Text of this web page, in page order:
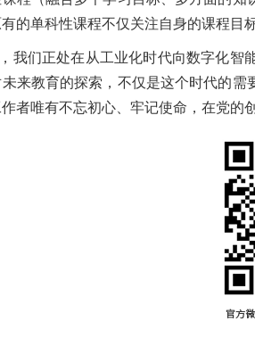
的单科性课程不仅关注自身的课程目
我们正处在从工业化时代向数字化智
来教育的探索，不仅是这个时代的
者唯有不忘初心、牢记使命，在党的